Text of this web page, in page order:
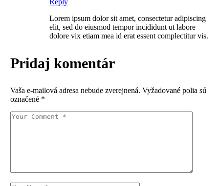
Reply
Lorem ipsum dolor sit amet, consectetur adipiscing
elit, sed do eiusmod tempor incididunt ut labore
dolore vix etiam mea id erat essent complectitur vis.
Pridaj komentár
Vaša e-mailová adresa nebude zverejnená. Vyžadované polia sú
označené *